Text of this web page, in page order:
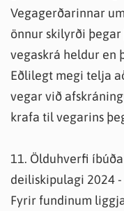
Vegagerðarinnar
önnur skilyrði
vegaskrá heldur en
Eðlilegt megi telja
vegar við
krafa til vegarins
11. Ölduhverfi
deiliskipulagi 2024
Fyrir fundinum